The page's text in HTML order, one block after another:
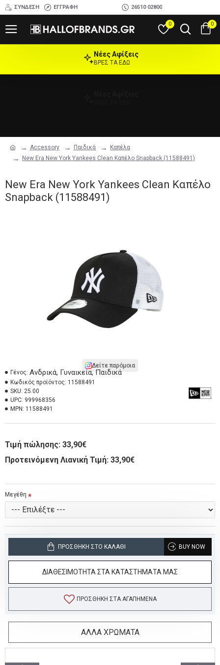
ΣΎΝΔΕΣΗ ΕΓΓΡΑΦΉ 26510 02800
0 0
Accessory Παιδικά
Καπέλα
New Era New York Yankees Clean Καπέλο Snapback (11588491)
Νέες Αφίξεις
ΒΡΕΣ ΤΑ ΕΔΩ
New Era New York Yankees Clean Καπέλο
Snapback (11588491)
Δείτε παρόμοια
Γένος: Ανδρικά, Γυναικεία, Παιδικά
Κωδικός προϊόντος: 11588491
SKU: 25.00
UPC: 999968356
MPN: 11588491
Τιμή πώλησης: 33,90€
Προτεινόμενη Λιανική Τιμή: 33,90€
Μεγέθη
ΠΡΟΣΘΉΚΗ ΣΤΟ ΚΑΛΆΘΙ BUY NOW
ΔΙΑΘΕΣΙΜΟΤΗΤΑ ΣΤΑ ΚΑΤΑΣΤΗΜΑΤΑ ΜΑΣ
ΠΡΟΣΘΉΚΗ ΣΤΑ ΑΓΑΠΗΜΈΝΑ
ΑΛΛΑ ΧΡΩΜΑΤΑ